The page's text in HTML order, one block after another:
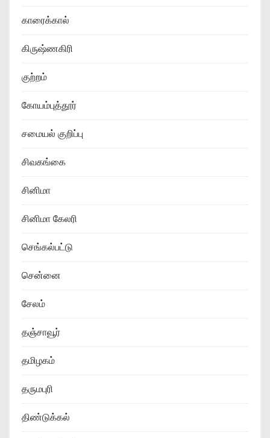
காரைக்கால்
கிருஷ்ணகிரி
குற்றம்
கோயம்புத்தூர்
சமையல் குறிப்பு
சிவகங்கை
சினிமா
சினிமா கேலரி
செங்கல்பட்டு
சென்னை
சேலம்
தஞ்சாவூர்
தமிழகம்
தருமபுரி
திண்டுக்கல்